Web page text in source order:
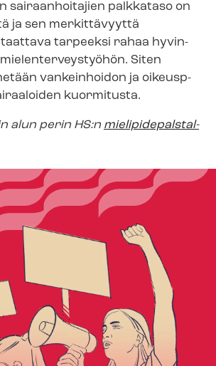
sairaanhoitajien palkkataso on
ja sen merkittävyyttä
taattava tarpeeksi rahaa hy­vin­
Siten
vankeinhoidon ja oi­keus­p­
kuormitusta.
alun perin HS:n mie­li­pi­de­pals­tal­